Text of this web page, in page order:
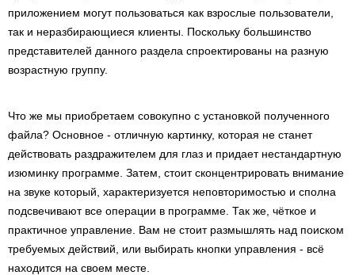
приложением могут пользоваться как взрослые пользователи,
так и неразбирающиеся клиенты. Поскольку большинство
представителей данного раздела спроектированы на разную
возрастную группу.
Что же мы приобретаем совокупно с установкой полученного
файла? Основное - отличную картинку, которая не станет
действовать раздражителем для глаз и придает нестандартную
изюминку программе. Затем, стоит сконцентрировать внимание
на звуке который, характеризуется неповторимостью и сполна
подсвечивают все операции в программе. Так же, чёткое и
практичное управление. Вам не стоит размышлять над поиском
требуемых действий, или выбирать кнопки управления - всё
находится на своем месте.